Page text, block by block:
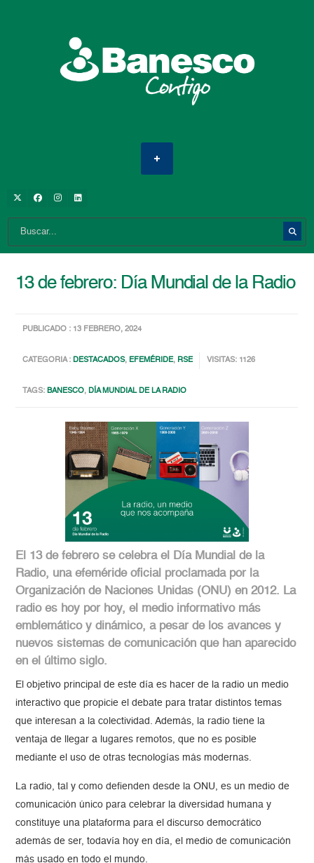
13 de febrero: Día Mundial de la Radio
PUBLICADO : 13 FEBRERO, 2024
CATEGORIA :DESTACADOS, EFEMÉRIDE, RSE VISITAS: 1126
TAGS:BANESCO,DÍA MUNDIAL DE LA RADIO
El 13 de febrero se celebra el Día Mundial de la
Radio, una efeméride oficial proclamada por la
Organización de Naciones Unidas (ONU) en 2012. La
radio es hoy por hoy, el medio informativo más
emblemático y dinámico, a pesar de los avances y
nuevos sistemas de comunicación que han aparecido
en el último siglo.
El objetivo principal de este día es hacer de la radio un medio
interactivo que propicie el debate para tratar distintos temas
que interesan a la colectividad. Además, la radio tiene la
ventaja de llegar a lugares remotos, que no es posible
mediante el uso de otras tecnologías más modernas.
La radio, tal y como defienden desde la ONU, es un medio de
comunicación único para celebrar la diversidad humana y
constituye una plataforma para el discurso democrático
además de ser, todavía hoy en día, el medio de comunicación
más usado en todo el mundo.